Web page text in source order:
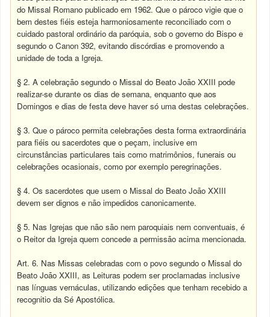
do Missal Romano publicado em 1962. Que o pároco vigie que o
bem destes fiéis esteja harmoniosamente reconciliado com o
cuidado pastoral ordinário da paróquia, sob o governo do Bispo e
segundo o Canon 392, evitando discórdias e promovendo a
unidade de toda a Igreja.
§ 2. A celebração segundo o Missal do Beato João XXIII pode
realizar-se durante os dias de semana, enquanto que aos
Domingos e dias de festa deve haver só uma destas celebrações.
§ 3. Que o pároco permita celebrações desta forma extraordinária
para fiéis ou sacerdotes que o peçam, inclusive em
circunstâncias particulares tais como matrimônios, funerais ou
celebrações ocasionais, como por exemplo peregrinações.
§ 4. Os sacerdotes que usem o Missal do Beato João XXIII
devem ser dignos e não impedidos canonicamente.
§ 5. Nas Igrejas que não são nem paroquiais nem conventuais, é
o Reitor da Igreja quem concede a permissão acima mencionada.
Art. 6. Nas Missas celebradas com o povo segundo o Missal do
Beato João XXIII, as Leituras podem ser proclamadas inclusive
nas línguas vernáculas, utilizando edições que tenham recebido a
recognitio da Sé Apostólica.